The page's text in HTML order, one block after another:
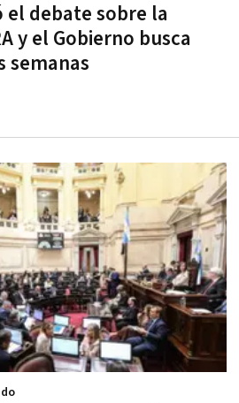
el debate sobre la
y el Gobierno busca
semanas